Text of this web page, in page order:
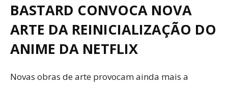
BASTARD CONVOCA NOVA
ARTE DA REINICIALIZAÇÃO DO
ANIME DA NETFLIX
Novas obras de arte provocam ainda mais a